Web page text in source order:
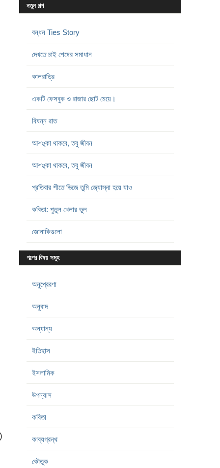
নতুন গল্প
বন্ধন Ties Story
দেখতে চাই শেষের সমাধান
কালরাত্রি
একটি ফেসবুক ও রাজার ছোট মেয়ে।
বিষন্ন রাত
আশঙ্কা থাকবে, তবু জীবন
আশঙ্কা থাকবে, তবু জীবন
প্রতিবার শীতে ভিজে তুমি জ্যোস্না হয়ে যাও
কবিতা: পুতুল খেলার ভুল
জোনাকিগুলো
গল্পের বিষয় সমূহ
অনুপ্রেরণা
অনুবাদ
অন্যান্য
ইতিহাস
ইসলামিক
উপন্যাস
কবিতা
কাব্যগ্রন্থ
কৌতুক